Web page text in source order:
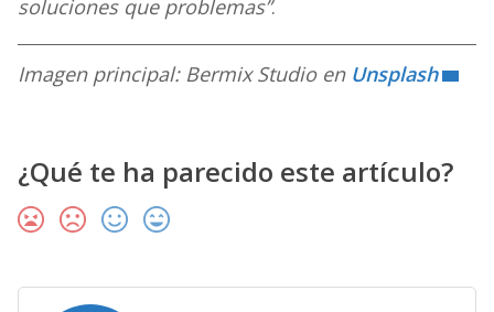
soluciones que problemas”.
Imagen principal: Bermix Studio en Unsplash
¿Qué te ha parecido este artículo?